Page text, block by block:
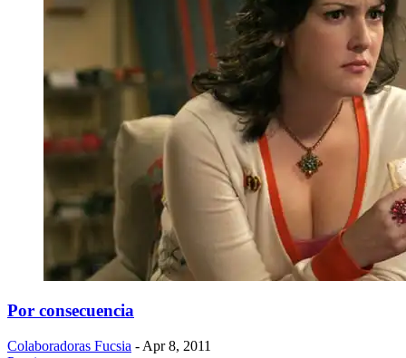
Por consecuencia
Colaboradoras Fucsia - Apr 8, 2011